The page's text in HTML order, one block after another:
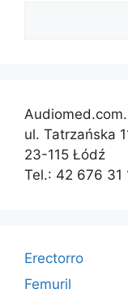
ul. Tatrzańska
23-115 Łódź
Tel.: 42 676 31
Erectorro
Femuril